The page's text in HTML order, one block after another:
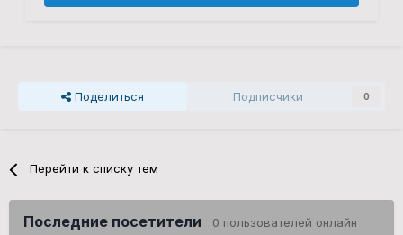
Поделиться Подписчики 0
Перейти к списку тем
Последние посетители 0 пользователей онлайн